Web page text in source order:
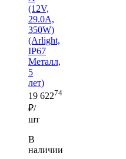
(12V,
29.0A,
350W)
(Arlight,
IP67
Металл,
5
лет)
19 62274
₽/
шт
В
наличии